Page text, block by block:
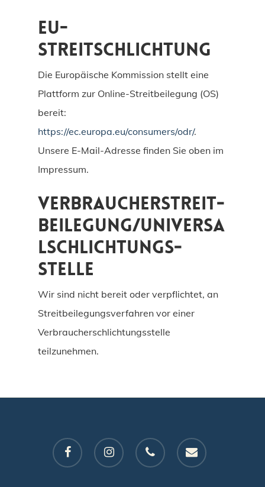
EU-
Streitschlichtung
Die Europäische Kommission stellt eine
Plattform zur Online-Streitbeilegung (OS)
bereit:
https://ec.europa.eu/consumers/odr/.
Unsere E-Mail-Adresse finden Sie oben im
Impressum.
Verbraucher­streit­
beilegung/Universa
l­schlichtungs­
stelle
Wir sind nicht bereit oder verpflichtet, an
Streitbeilegungsverfahren vor einer
Verbraucherschlichtungsstelle
teilzunehmen.
facebook instagram phone email